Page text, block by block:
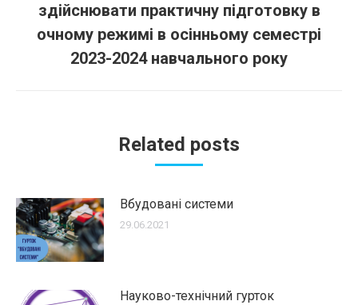
Next
post:
здійснювати практичну підготовку в
очному режимі в осінньому семестрі
2023-2024 навчального року
Related posts
Вбудовані системи
29.06.2021
Науково-технічний гурток